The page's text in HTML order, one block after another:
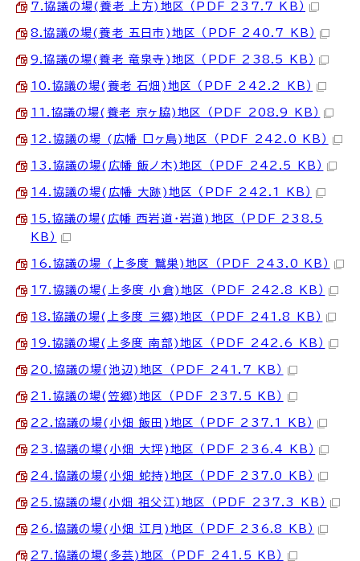
7.協議の場(養老 上方)地区 （PDF 237.7 KB）
8.協議の場(養老 五日市)地区 （PDF 240.7 KB）
9.協議の場(養老 竜泉寺)地区 （PDF 238.5 KB）
10.協議の場(養老 石畑)地区 （PDF 242.2 KB）
11.協議の場(養老 京ヶ脇)地区 （PDF 208.9 KB）
12.協議の場 (広幡 口ヶ島)地区 （PDF 242.0 KB）
13.協議の場(広幡 飯ノ木)地区 （PDF 242.5 KB）
14.協議の場(広幡 大跡)地区 （PDF 242.1 KB）
15.協議の場(広幡 西岩道・岩道)地区 （PDF 238.5
KB）
16.協議の場 (上多度 鷲巣)地区 （PDF 243.0 KB）
17.協議の場(上多度 小倉)地区 （PDF 242.8 KB）
18.協議の場(上多度 三郷)地区 （PDF 241.8 KB）
19.協議の場(上多度 南部)地区 （PDF 242.6 KB）
20.協議の場(池辺)地区 （PDF 241.7 KB）
21.協議の場(笠郷)地区 （PDF 237.5 KB）
22.協議の場(小畑 飯田)地区 （PDF 237.1 KB）
23.協議の場(小畑 大坪)地区 （PDF 236.4 KB）
24.協議の場(小畑 蛇持)地区 （PDF 237.0 KB）
25.協議の場(小畑 祖父江)地区 （PDF 237.3 KB）
26.協議の場(小畑 江月)地区 （PDF 236.8 KB）
27.協議の場(多芸)地区 （PDF 241.5 KB）